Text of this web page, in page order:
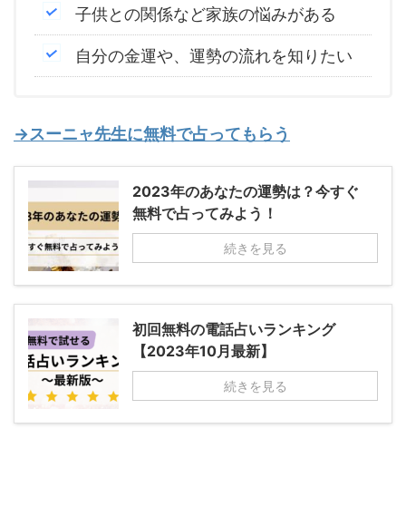
子供との関係など家族の悩みがある
自分の金運や、運勢の流れを知りたい
→スーニャ先生に無料で占ってもらう
2023年のあなたの運勢は？今すぐ
無料で占ってみよう！
続きを見る
初回無料の電話占いランキング
【2023年10月最新】
続きを見る